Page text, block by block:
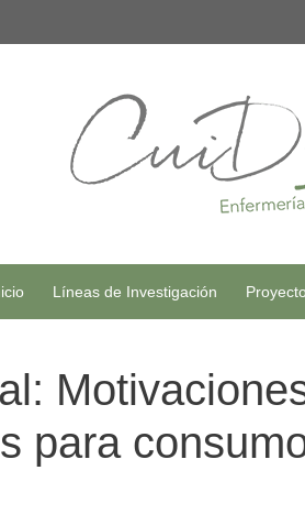
Líneas de Investigación
para